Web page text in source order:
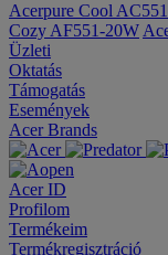
Acerpure Cool
Cozy AF551-20W
Üzleti
Oktatás
Támogatás
Események
Acer Brands
Acer ID
Profilom
Termékeim
Termékregisztráció